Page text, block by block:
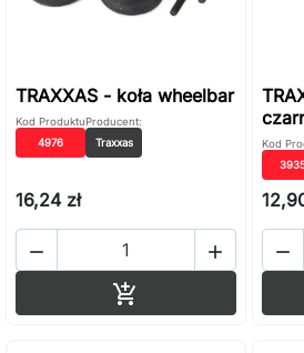
TRAXXAS - koła wheelbar
Kod Produktu
4976
Producent:
Traxxas
16,24 zł
 

Kod
